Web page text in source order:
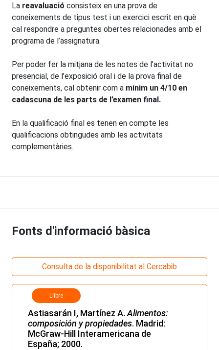
La reavaluació consisteix en una prova de
coneixements de tipus test i un exercici escrit en què
cal respondre a preguntes obertes relacionades amb el
programa de l’assignatura.
Per poder fer la mitjana de les notes de l’activitat no
presencial, de l’exposició oral i de la prova final de
coneixements, cal obtenir com a mínim un 4/10 en
cadascuna de les parts de l’examen final.
En la qualificació final es tenen en compte les
qualificacions obtingudes amb les activitats
complementàries.
Fonts d'informació bàsica
Consulta de la disponibilitat al Cercabib
Llibre
Astiasarán I, Martínez A.Alimentos:
composición y propiedades. Madrid:
McGraw-Hill Interamericana de
España; 2000.